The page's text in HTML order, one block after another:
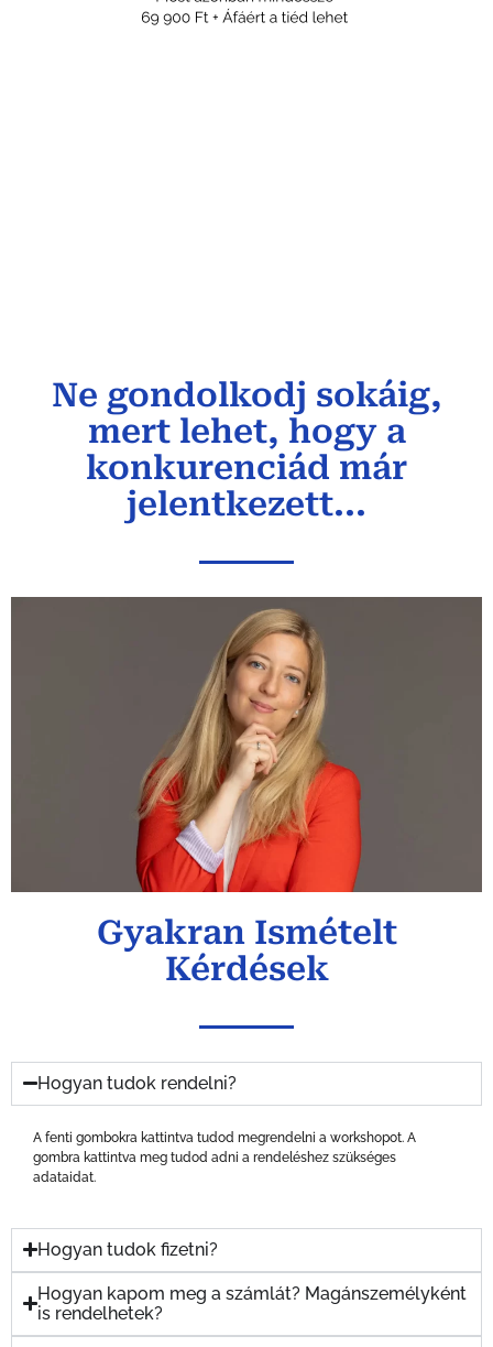
Ne gondolkodj sokáig,
mert lehet, hogy a
konkurenciád már
jelentkezett...
Gyakran Ismételt
Kérdések
Hogyan tudok rendelni?
A fenti gombokra kattintva tudod megrendelni a workshopot. A
gombra kattintva meg tudod adni a rendeléshez szükséges
adataidat.
Hogyan tudok fizetni?
Hogyan kapom meg a számlát? Magánszemélyként
is rendelhetek?